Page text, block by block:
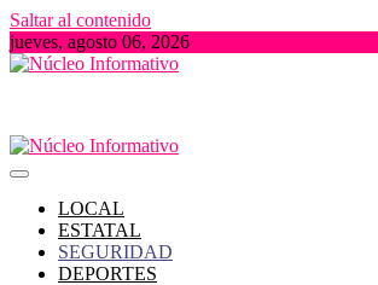
Saltar al contenido
jueves, agosto 06, 2026
LOCAL
ESTATAL
SEGURIDAD
DEPORTES